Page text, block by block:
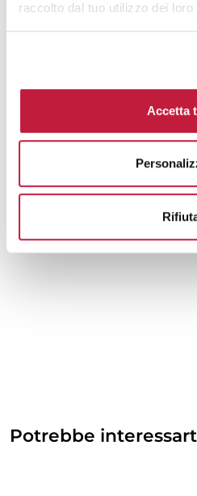
raccolto dal tuo utilizzo dei loro
Accetta
Potrebbe